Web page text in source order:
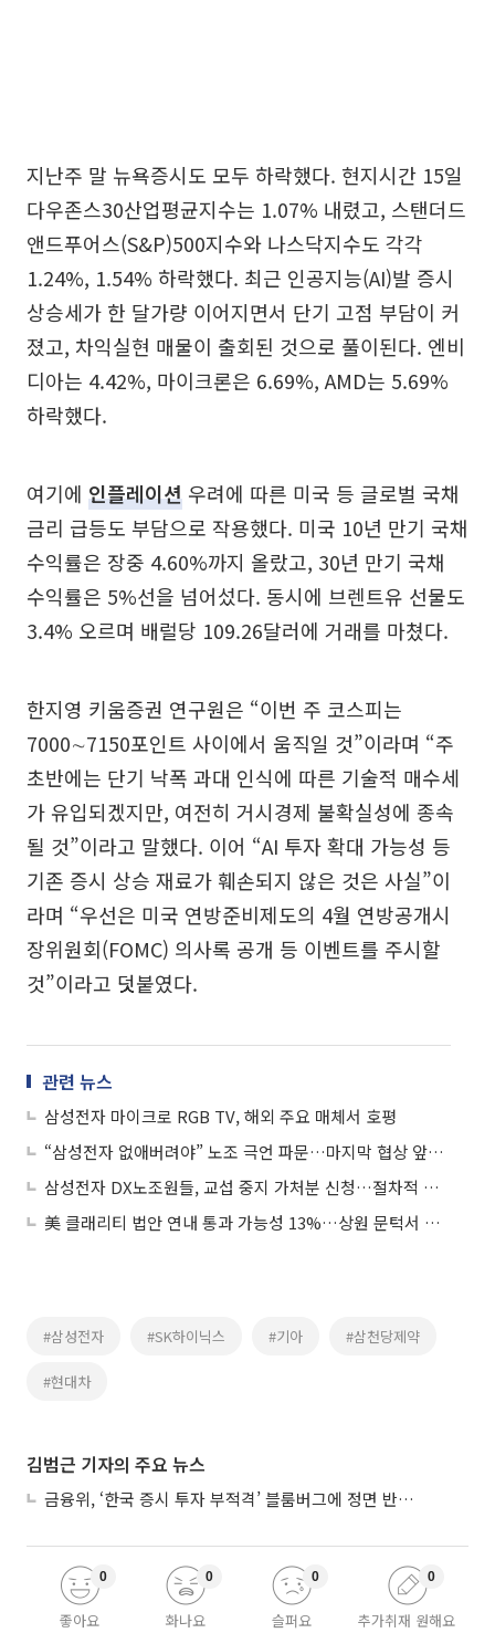
지난주 말 뉴욕증시도 모두 하락했다. 현지시간 15일
다우존스30산업평균지수는 1.07% 내렸고, 스탠더드
앤드푸어스(S&P)500지수와 나스닥지수도 각각
1.24%, 1.54% 하락했다. 최근 인공지능(AI)발 증시
상승세가 한 달가량 이어지면서 단기 고점 부담이 커
졌고, 차익실현 매물이 출회된 것으로 풀이된다. 엔비
디아는 4.42%, 마이크론은 6.69%, AMD는 5.69%
하락했다.
여기에 인플레이션 우려에 따른 미국 등 글로벌 국채
금리 급등도 부담으로 작용했다. 미국 10년 만기 국채
수익률은 장중 4.60%까지 올랐고, 30년 만기 국채
수익률은 5%선을 넘어섰다. 동시에 브렌트유 선물도
3.4% 오르며 배럴당 109.26달러에 거래를 마쳤다.
한지영 키움증권 연구원은 “이번 주 코스피는
7000∼7150포인트 사이에서 움직일 것”이라며 “주
초반에는 단기 낙폭 과대 인식에 따른 기술적 매수세
가 유입되겠지만, 여전히 거시경제 불확실성에 종속
될 것”이라고 말했다. 이어 “AI 투자 확대 가능성 등
기존 증시 상승 재료가 훼손되지 않은 것은 사실”이
라며 “우선은 미국 연방준비제도의 4월 연방공개시
장위원회(FOMC) 의사록 공개 등 이벤트를 주시할
것”이라고 덧붙였다.
관련 뉴스
삼성전자 마이크로 RGB TV, 해외 주요 매체서 호평
“삼성전자 없애버려야” 노조 극언 파문…마지막 협상 앞두고 긴장 고조
삼성전자 DX노조원들, 교섭 중지 가처분 신청…절차적 정당성 지적
美 클래리티 법안 연내 통과 가능성 13%…상원 문턱서 제동
#삼성전자 #SK하이닉스 #기아 #삼천당제약
#현대차
김범근 기자의 주요 뉴스
금융위, ‘한국 증시 투자 부적격’ 블룸버그에 정면 반박…“근거 불분명”
좋아요
0
화나요
0
슬퍼요
0
추가취재 원해요
0